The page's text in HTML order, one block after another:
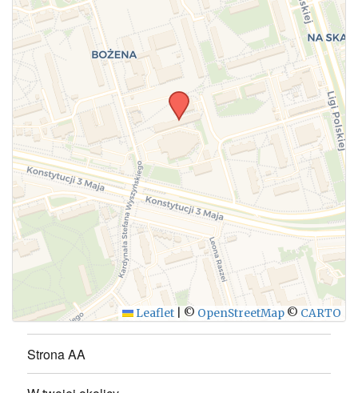
Leaflet © OpenStreetMap © CARTO
Strona AA